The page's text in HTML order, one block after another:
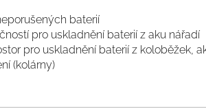
baterií
pro uskladnění baterií z aku nářadí
pro uskladnění baterií z koloběžek,
(kolárny)